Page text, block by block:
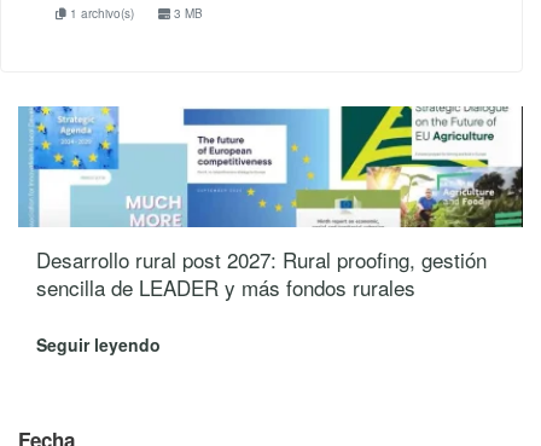
1 archivo(s) 3 MB
Desarrollo rural post 2027: Rural proofing, gestión
sencilla de LEADER y más fondos rurales
Seguir leyendo
Fecha